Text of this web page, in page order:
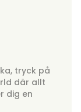
tryck på
där allt
dig en